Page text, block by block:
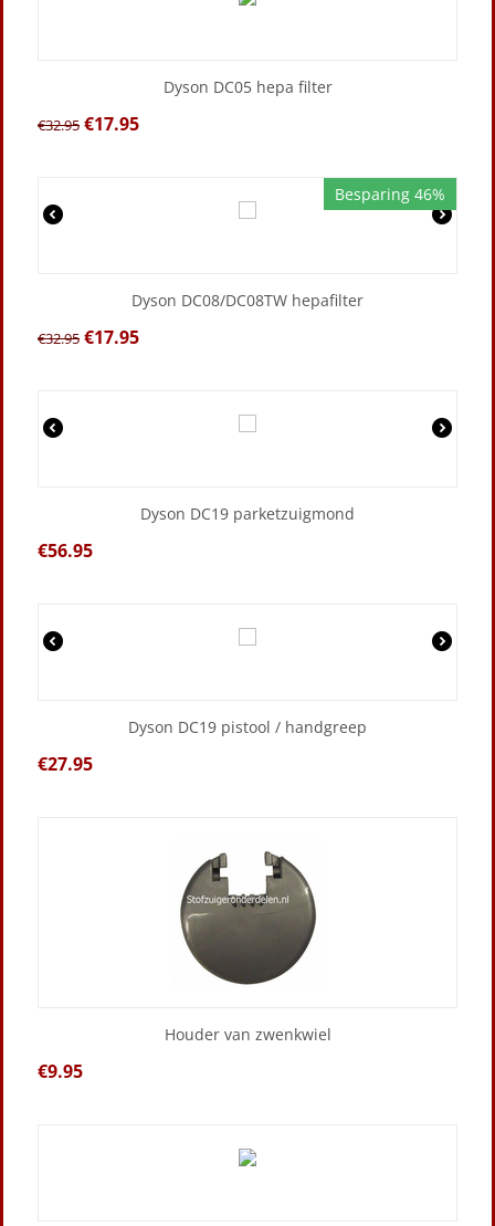
Dyson DC05 hepa filter
€32.95 €17.95
Besparing 46%
Dyson DC08/DC08TW hepafilter
€32.95 €17.95
Dyson DC19 parketzuigmond
€56.95
Dyson DC19 pistool / handgreep
€27.95
Houder van zwenkwiel
€9.95